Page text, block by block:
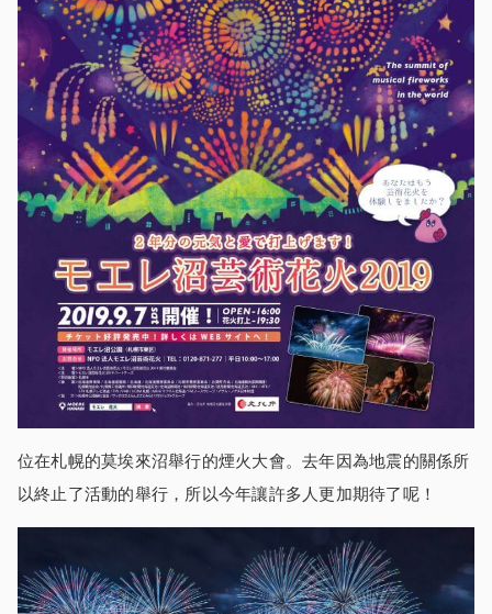
位在札幌的莫埃來沼舉行的煙火大會。去年因為地震的關係所
以終止了活動的舉行，所以今年讓許多人更加期待了呢！